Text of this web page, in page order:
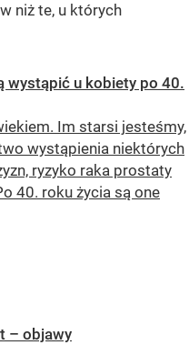
niż te, u których
wystąpić u kobiety po 40.
Im starsi jesteśmy,
wystąpienia niektórych
ryzyko raka prostaty
40. roku życia są one
– objawy